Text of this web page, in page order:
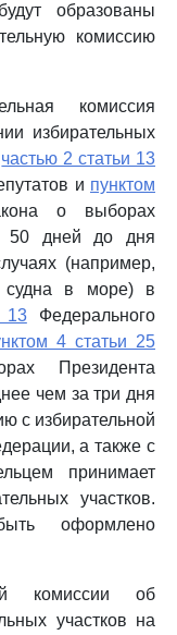
образованы
комиссию
комиссия
избирательных
частью 2 статьи 13
и пунктом
о выборах
50 дней до дня
(например,
судна в море) в
13Федерального
4 статьи 25
Президента
чем за три дня
с избирательной
а также с
принимает
участков.
оформлено
комиссии об
участков на